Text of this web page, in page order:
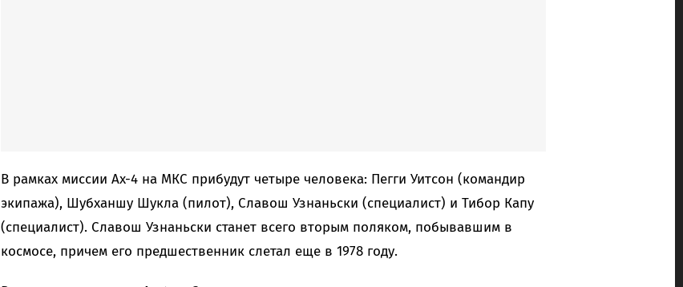
В рамках миссии Ax-4 на МКС прибудут четыре человека: Пегги Уитсон (командир
экипажа), Шубханшу Шукла (пилот), Славош Узнаньски (специалист) и Тибор Капу
(специалист). Славош Узнаньски станет всего вторым поляком, побывавшим в
космосе, причем его предшественник слетал еще в 1978 году.